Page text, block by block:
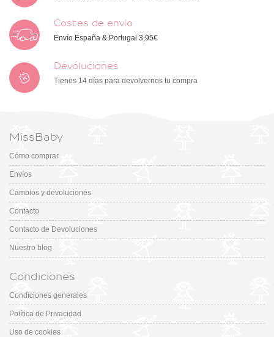
Costes de envío
Envío España & Portugal 3,95€
Devoluciones
Tienes 14 días para devolvernos tu compra
MissBaby
Cómo comprar
Envíos
Cambios y devoluciones
Contacto
Contacto de Devoluciones
Nuestro blog
Condiciones
Condiciones generales
Política de Privacidad
Uso de cookies